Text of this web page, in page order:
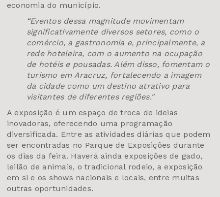
economia do município.
“Eventos dessa magnitude movimentam
significativamente diversos setores, como o
comércio, a gastronomia e, principalmente, a
rede hoteleira, com o aumento na ocupação
de hotéis e pousadas. Além disso, fomentam o
turismo em Aracruz, fortalecendo a imagem
da cidade como um destino atrativo para
visitantes de diferentes regiões."
A exposição é um espaço de troca de ideias
inovadoras, oferecendo uma programação
diversificada. Entre as atividades diárias que podem
ser encontradas no Parque de Exposições durante
os dias da feira. Haverá ainda exposições de gado,
leilão de animais, o tradicional rodeio, a exposição
em si e os shows nacionais e locais, entre muitas
outras oportunidades.